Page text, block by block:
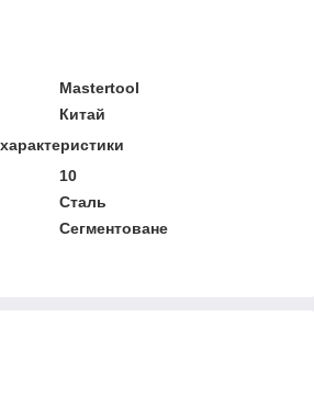
Mastertool
Китай
10
Сталь
Сегментоване